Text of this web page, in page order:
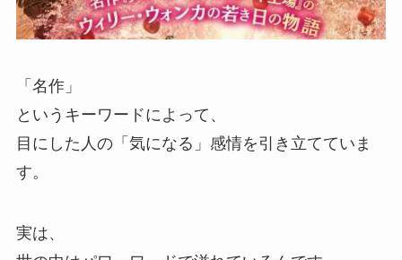
「名作」
というキーワードによって、
目にした人の「気になる」感情を引き立てていま
す。
実は、